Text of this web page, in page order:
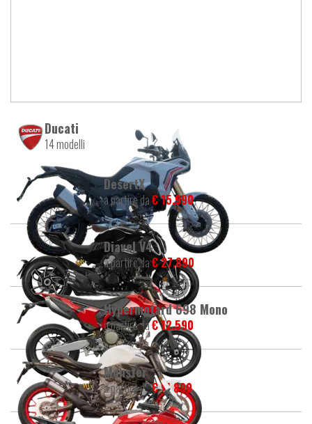
Ducati
14 modelli
DesertX
a partire da€ 15.990
Diavel V4
a partire da€ 27.890
Hypermotard 698 Mono
a partire da€ 12.590
Monster
a partire da€ 11.890